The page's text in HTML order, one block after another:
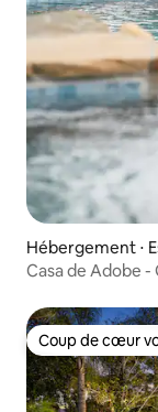
Hébergement ⋅
Casa de Adobe -
Coup de cœur
Coup de cœur